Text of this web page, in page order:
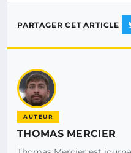
PARTAGER CET ARTICLE
AUTEUR
THOMAS MERCIER